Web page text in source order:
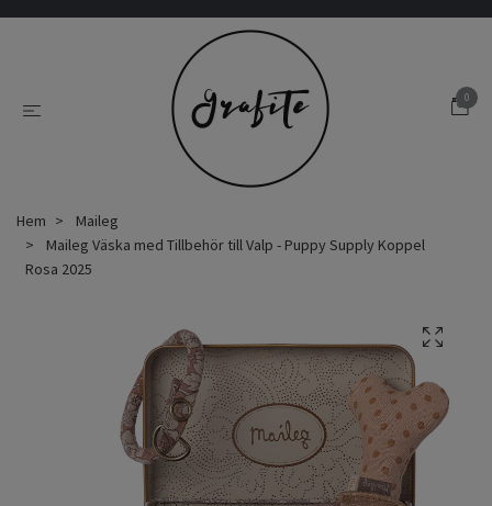
0
Hem
Maileg
Maileg Väska med Tillbehör till Valp - Puppy Supply Koppel
Rosa 2025